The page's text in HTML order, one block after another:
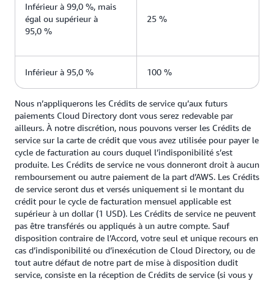
Inférieur à 99,0 %, mais
égal ou supérieur à
95,0 %
25 %
Inférieur à 95,0 % 100 %
Nous n’appliquerons les Crédits de service qu’aux futurs
paiements Cloud Directory dont vous serez redevable par
ailleurs. À notre discrétion, nous pouvons verser les Crédits de
service sur la carte de crédit que vous avez utilisée pour payer le
cycle de facturation au cours duquel l’indisponibilité s’est
produite. Les Crédits de service ne vous donneront droit à aucun
remboursement ou autre paiement de la part d’AWS. Les Crédits
de service seront dus et versés uniquement si le montant du
crédit pour le cycle de facturation mensuel applicable est
supérieur à un dollar (1 USD). Les Crédits de service ne peuvent
pas être transférés ou appliqués à un autre compte. Sauf
disposition contraire de l’Accord, votre seul et unique recours en
cas d’indisponibilité ou d’inexécution de Cloud Directory, ou de
tout autre défaut de notre part de mise à disposition dudit
service, consiste en la réception de Crédits de service (si vous y